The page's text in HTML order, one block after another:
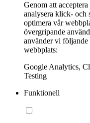
Genom att
analysera klick- och
optimera vår
övergripande
använder vi följande
webbplats:
Google Analytics,
Testing
Funktionell